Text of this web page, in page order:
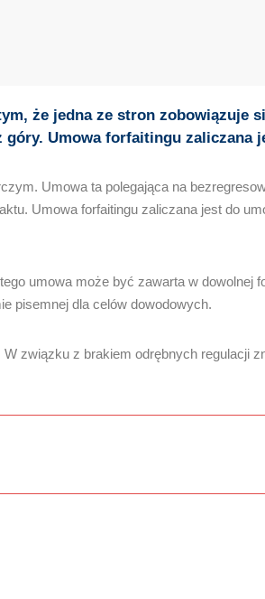
że jedna ze stron zobowiązuje
Umowa forfaitingu zaliczana
Umowa ta polegająca na
Umowa forfaitingu zaliczana jest do
umowa może być zawarta w dowolnej
pisemnej dla celów dowodowych.
związku z brakiem odrębnych regulacji